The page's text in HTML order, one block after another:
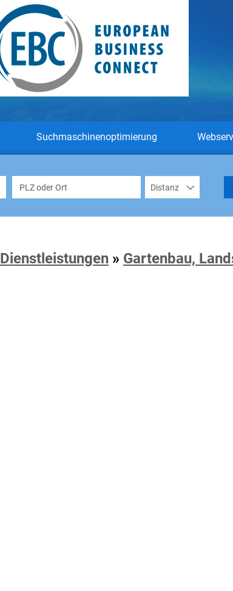
Suchmaschinenoptimierung
Dienstleistungen » Gartenbau,